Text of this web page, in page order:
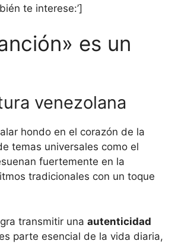
te interese:’]
es un
venezolana
hondo en el corazón de la
temas universales como el
fuertemente en la
tradicionales con un toque
transmitir una autenticidad
parte esencial de la vida diaria,